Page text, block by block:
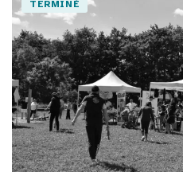
TERMINÉ